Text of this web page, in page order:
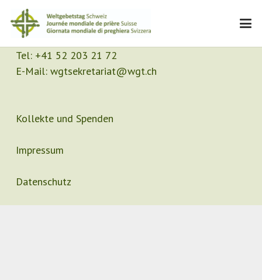
Kontakt
Sekretariat
Tel: +41 52 203 21 72
E-Mail: wgtsekretariat@wgt.ch
Kollekte und Spenden
Impressum
Datenschutz